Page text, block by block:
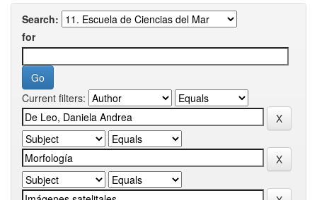
Search:
for
Current filters: